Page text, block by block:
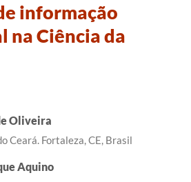
informação
na Ciência da
Oliveira
Ceará. Fortaleza, CE, Brasil
Aquino